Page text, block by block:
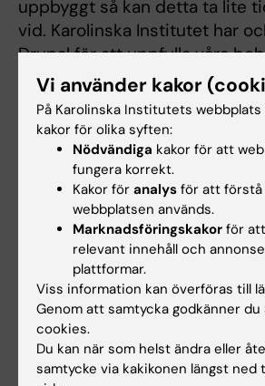
uppbyggt så kan detta ta lite
vid. Karolinska Institutet har
Drupal för att uppfylla våra
arbetat mycket i Drupal
att känna igen mycket - men
på nya funktioner.
Roller i systemet
Alla sidor ska ha en
webbredaktör. Detta kan vara
På institutionerna finns också
person som fungerar som
institutionens redaktörer
biträdande huvudredaktör)
redaktörer om det finns behov.
Vi använder kakor
På Karolinska Institutets webbplats
kakor för olika syften:
Nödvändiga kakor för att
fungera korrekt.
Kakor för analys för att förstå
webbplatsen används.
Marknadsföringskakor för
relevant innehåll och
plattformar.
Viss information kan överföras till
Genom att samtycka godkänner
cookies.
Du kan när som helst ändra eller
samtycke via kakikonen längst ned